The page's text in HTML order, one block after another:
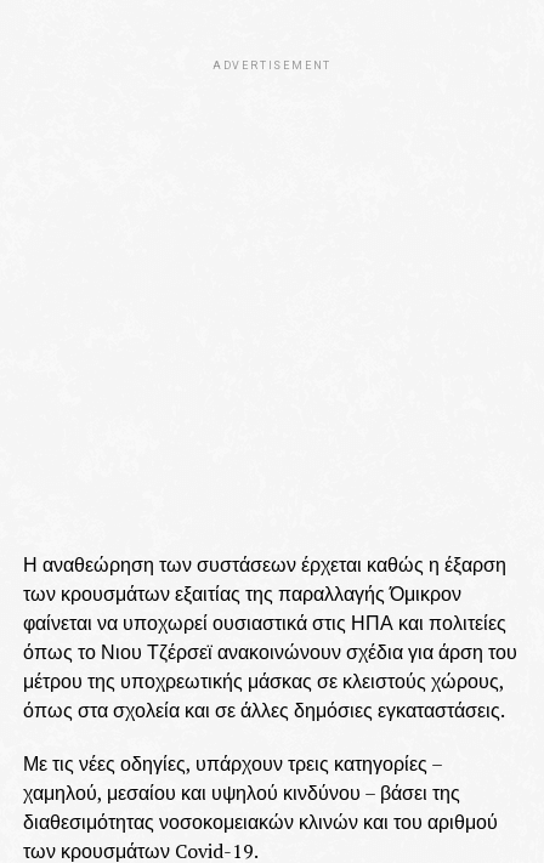
ADVERTISEMENT
Η αναθεώρηση των συστάσεων έρχεται καθώς η έξαρση
των κρουσμάτων εξαιτίας της παραλλαγής Όμικρον
φαίνεται να υποχωρεί ουσιαστικά στις ΗΠΑ και πολιτείες
όπως το Νιου Τζέρσεϊ ανακοινώνουν σχέδια για άρση του
μέτρου της υποχρεωτικής μάσκας σε κλειστούς χώρους,
όπως στα σχολεία και σε άλλες δημόσιες εγκαταστάσεις.
Με τις νέες οδηγίες, υπάρχουν τρεις κατηγορίες –
χαμηλού, μεσαίου και υψηλού κινδύνου – βάσει της
διαθεσιμότητας νοσοκομειακών κλινών και του αριθμού
των κρουσμάτων Covid-19.